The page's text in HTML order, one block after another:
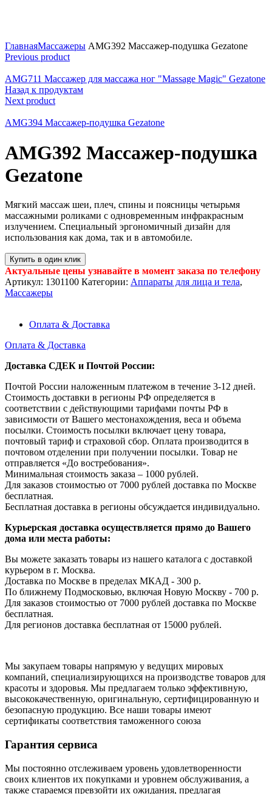
ГлавнаяМассажеры AMG392 Массажер-подушка Gezatone
Previous product
AMG711 Массажер для массажа ног "Massage Magic" Gezatone
Назад к продуктам
Next product
AMG394 Массажер-подушка Gezatone
AMG392 Массажер-подушка
Gezatone
Мягкий массаж шеи, плеч, спины и поясницы четырьмя
массажными роликами с одновременным инфракрасным
излучением. Специальный эргономичный дизайн для
использования как дома, так и в автомобиле.
Купить в один клик
Актуальные цены узнавайте в момент заказа по телефону
Артикул: 1301100 Категории: Аппараты для лица и тела,
Массажеры
Оплата & Доставка
Оплата & Доставка
Доставка СДЕК и Почтой России:
Почтой России наложенным платежом в течение 3-12 дней.
Стоимость доставки в регионы РФ определяется в
соответствии с действующими тарифами почты РФ в
зависимости от Вашего местонахождения, веса и объема
посылки. Стоимость посылки включает цену товара,
почтовый тариф и страховой сбор. Оплата производится в
почтовом отделении при получении посылки. Товар не
отправляется «До востребования».
Минимальная стоимость заказа – 1000 рублей.
Для заказов стоимостью от 7000 рублей доставка по Москве
бесплатная.
Бесплатная доставка в регионы обсуждается индивидуально.
Курьерская доставка осуществляется прямо до Вашего
дома или места работы:
Вы можете заказать товары из нашего каталога с доставкой
курьером в г. Москва.
Доставка по Москве в пределах МКАД - 300 р.
По ближнему Подмосковью, включая Новую Москву - 700 р.
Для заказов стоимостью от 7000 рублей доставка по Москве
бесплатная.
Для регионов доставка бесплатная от 15000 рублей.
Мы закупаем товары напрямую у ведущих мировых
компаний, специализирующихся на производстве товаров для
красоты и здоровья. Мы предлагаем только эффективную,
высококачественную, оригинальную, сертифицированную и
безопасную продукцию. Все наши товары имеют
сертификаты соответствия таможенного союза
Гарантия сервиса
Мы постоянно отслеживаем уровень удовлетворенности
своих клиентов их покупками и уровнем обслуживания, а
также стараемся превзойти их ожидания, предлагая